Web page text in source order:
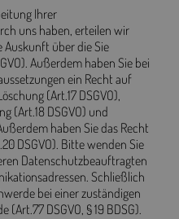
Ihrer
uns haben, erteilen wir
Auskunft über die Sie
Außerdem haben Sie bei
ein Recht auf
(Art.17 DSGVO),
(Art.18 DSGVO) und
haben Sie das Recht
DSGVO). Bitte wenden Sie
Datenschutzbeauftragten
Schließlich
bei einer zuständigen
DSGVO, § 19 BDSG).